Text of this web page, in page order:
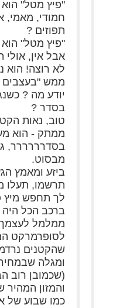
"פיץ מטל" הוא
חמודי, מאמי,
תפוזים ?
"פיץ מטל"
אבל אין,
לא רוצה! הוא
ממש "בעצבים
יודע מה ?
בסדר ?
טוב, נאות
ממתק - הוא
בסדרררררר,
מבסוט.
ביזע ומאמץ
תרשמו, תעלו
לך תחפש מיץ
ברכב הכל
ממלמל
לסופרמרקט
שהקטנים
ומגלה
(שכמובן רוב
והמזון
כמו שבוע של